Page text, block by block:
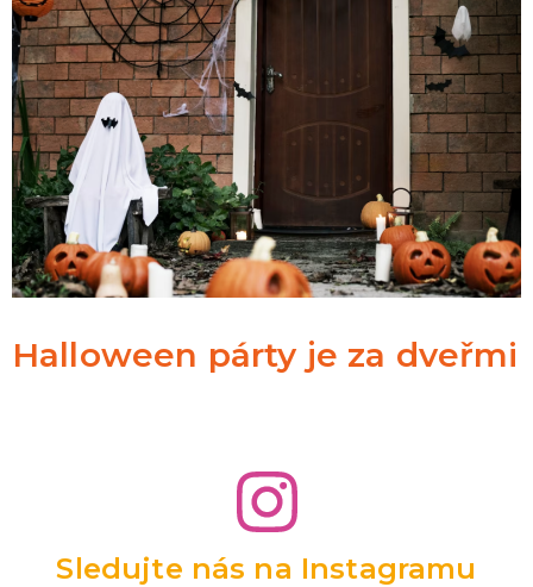
Halloween párty je za dveřmi
Sledujte nás na Instagramu